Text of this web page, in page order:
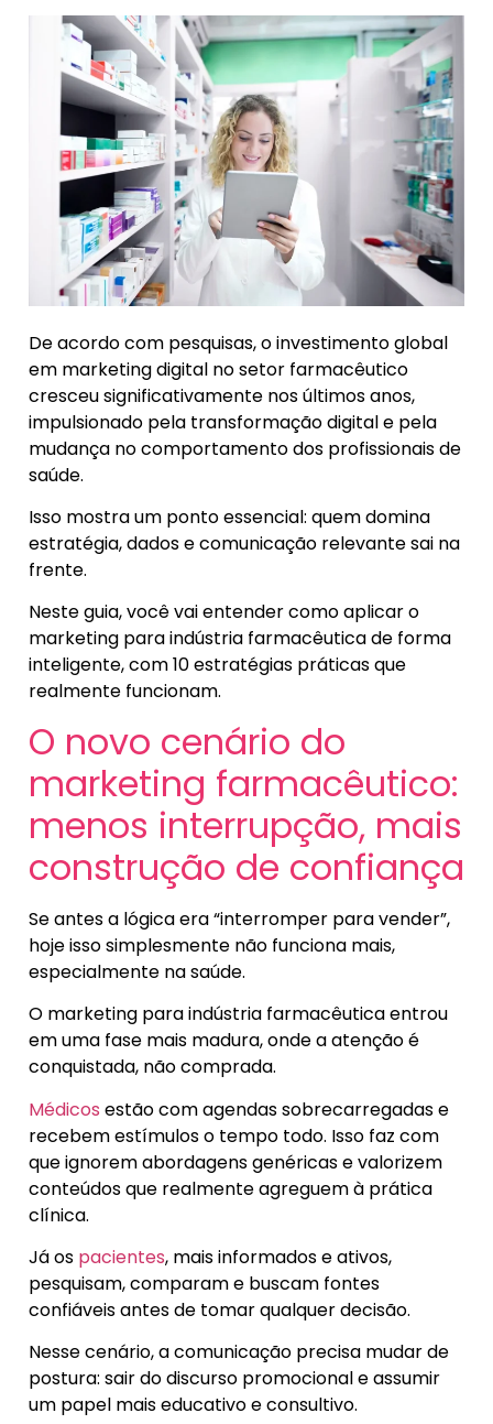
De acordo com pesquisas, o investimento global
em marketing digital no setor farmacêutico
cresceu significativamente nos últimos anos,
impulsionado pela transformação digital e pela
mudança no comportamento dos profissionais de
saúde.
Isso mostra um ponto essencial: quem domina
estratégia, dados e comunicação relevante sai na
frente.
Neste guia, você vai entender como aplicar o
marketing para indústria farmacêutica de forma
inteligente, com 10 estratégias práticas que
realmente funcionam.
O novo cenário do
marketing farmacêutico:
menos interrupção, mais
construção de confiança
Se antes a lógica era “interromper para vender”,
hoje isso simplesmente não funciona mais,
especialmente na saúde.
O marketing para indústria farmacêutica entrou
em uma fase mais madura, onde a atenção é
conquistada, não comprada.
Médicos estão com agendas sobrecarregadas e
recebem estímulos o tempo todo. Isso faz com
que ignorem abordagens genéricas e valorizem
conteúdos que realmente agreguem à prática
clínica.
Já os pacientes, mais informados e ativos,
pesquisam, comparam e buscam fontes
confiáveis antes de tomar qualquer decisão.
Nesse cenário, a comunicação precisa mudar de
postura: sair do discurso promocional e assumir
um papel mais educativo e consultivo.